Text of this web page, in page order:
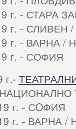
г. - СТАРА
г. - СЛИВЕН
г. - ВАРНА /
г. - СОФИЯ
г.-
г. - СOФИЯ
г. - ВАРНА /